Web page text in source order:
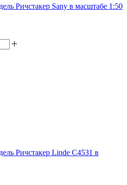
Ричстакер Sany в масштабе 1:50
Ричстакер Linde C4531 в